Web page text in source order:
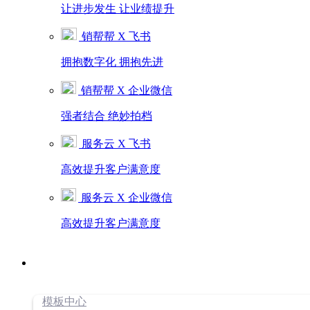
让进步发生 让业绩提升
销帮帮 X 飞书
拥抱数字化 拥抱先进
销帮帮 X 企业微信
强者结合 绝妙拍档
服务云 X 飞书
高效提升客户满意度
服务云 X 企业微信
高效提升客户满意度
模板中心